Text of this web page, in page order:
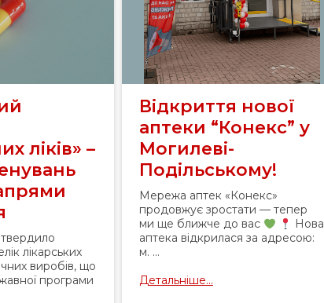
ліків» –
лікарських
виробів, що
програми
Відкриття нової
аптеки “Конекс” у
Могилеві-
Подільському!
Мережа аптек «Конекс»
продовжує зростати — тепер
ми ще ближче до вас
Нова
аптека відкрилася за адресою:
м. ...
Детальніше...